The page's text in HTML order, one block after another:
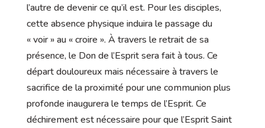
l’autre de devenir ce qu’il est. Pour les disciples,
cette absence physique induira le passage du
« voir » au « croire ». À travers le retrait de sa
présence, le Don de l’Esprit sera fait à tous. Ce
départ douloureux mais nécessaire à travers le
sacrifice de la proximité pour une communion plus
profonde inaugurera le temps de l’Esprit. Ce
déchirement est nécessaire pour que l’Esprit Saint